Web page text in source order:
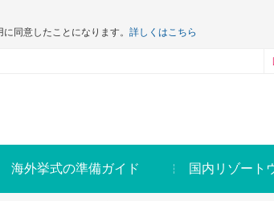
同意したことになります。 詳しくはこちら
海外挙式の準備ガイド 国内リゾート